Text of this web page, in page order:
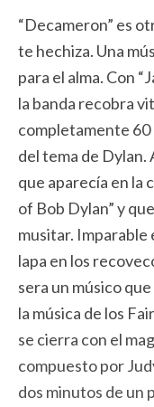
“Decameron” es
te hechiza. Una
para el alma. Con
la banda recobra
completamente
del tema de Dylan.
que aparecía en la
of Bob Dylan” y
musitar. Imparable
lapa en los
sera un músico
la música de los
se cierra con el
compuesto por
dos minutos de un